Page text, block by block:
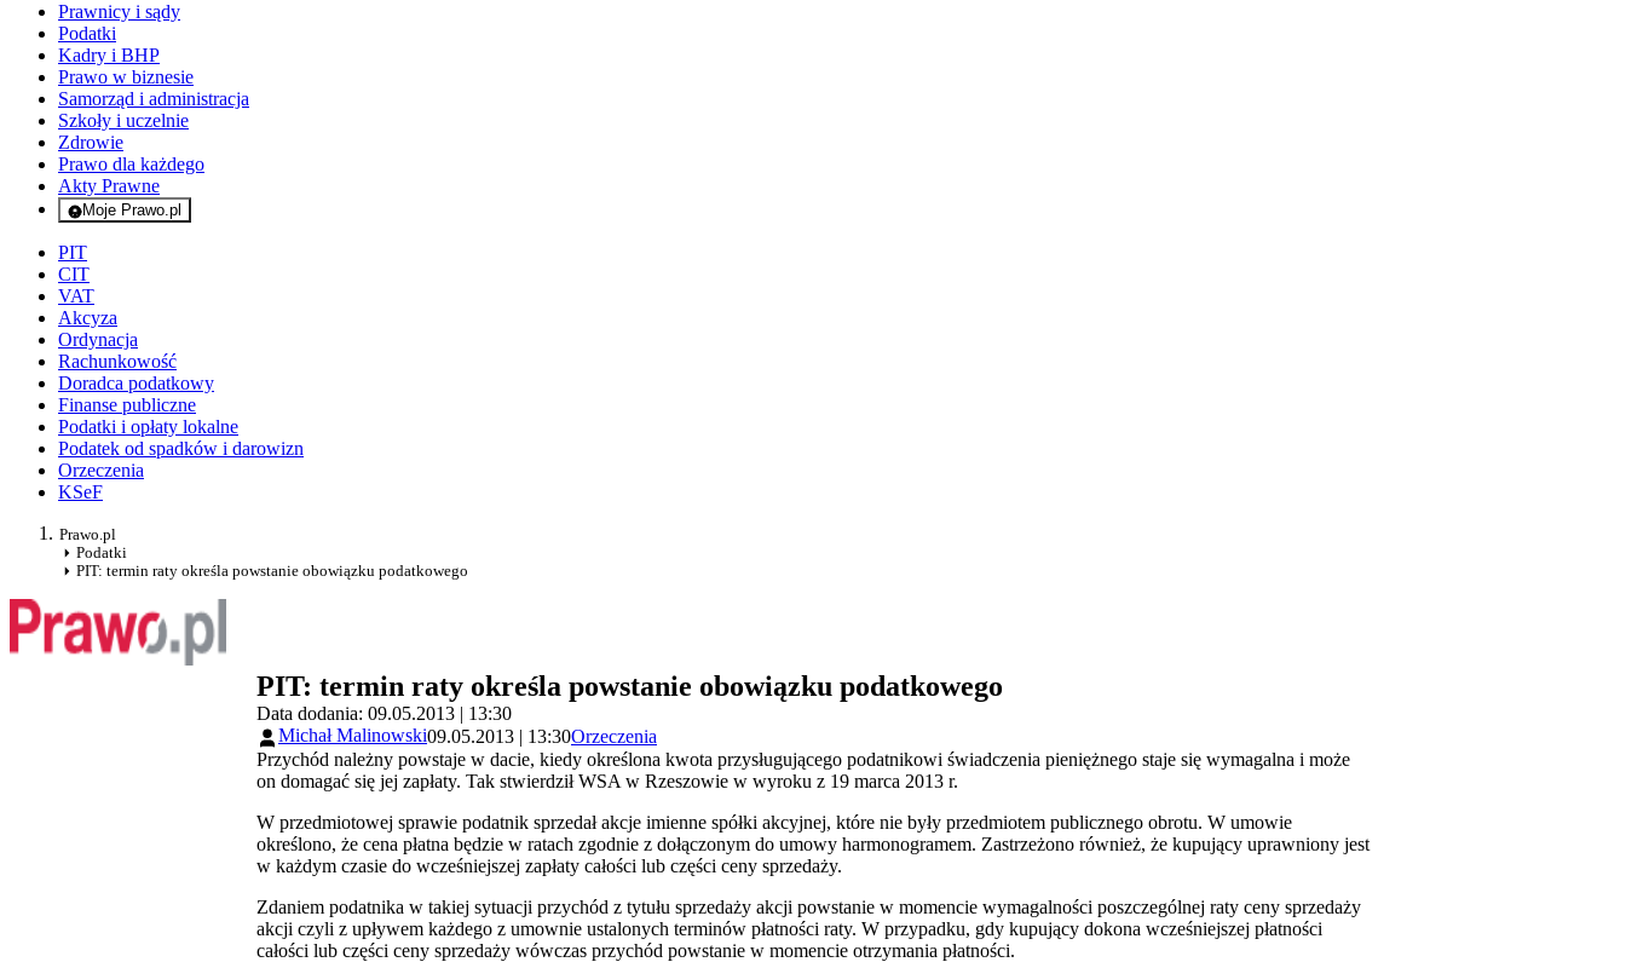
Prawnicy i sądy
Podatki
Kadry i BHP
Prawo w biznesie
Samorząd i administracja
Szkoły i uczelnie
Zdrowie
Prawo dla każdego
Akty Prawne
Moje Prawo.pl
- rejestracja i logowanie do serwisu
PIT
CIT
VAT
Akcyza
Ordynacja
Rachunkowość
Doradca podatkowy
Finanse publiczne
Podatki i opłaty lokalne
Podatek od spadków i darowizn
Orzeczenia
KSeF
Prawo.pl
Podatki
PIT: termin raty określa powstanie obowiązku podatkowego
PIT: termin raty określa powstanie obowiązku podatkowego
Data dodania: 09.05.2013 | 13:30
Michał Malinowski09.05.2013 | 13:30Orzeczenia
Przychód należny powstaje w dacie, kiedy określona kwota przysługującego podatnikowi świadczenia pieniężnego staje się wymagalna i może
on domagać się jej zapłaty. Tak stwierdził WSA w Rzeszowie w wyroku z 19 marca 2013 r.
W przedmiotowej sprawie podatnik sprzedał akcje imienne spółki akcyjnej, które nie były przedmiotem publicznego obrotu. W umowie
określono, że cena płatna będzie w ratach zgodnie z dołączonym do umowy harmonogramem. Zastrzeżono również, że kupujący uprawniony jest
w każdym czasie do wcześniejszej zapłaty całości lub części ceny sprzedaży.
Zdaniem podatnika w takiej sytuacji przychód z tytułu sprzedaży akcji powstanie w momencie wymagalności poszczególnej raty ceny sprzedaży
akcji czyli z upływem każdego z umownie ustalonych terminów płatności raty. W przypadku, gdy kupujący dokona wcześniejszej płatności
całości lub części ceny sprzedaży wówczas przychód powstanie w momencie otrzymania płatności.